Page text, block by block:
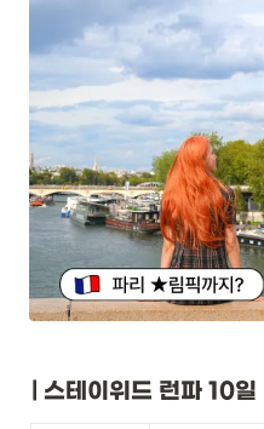
| 스테이위드 런파 10일